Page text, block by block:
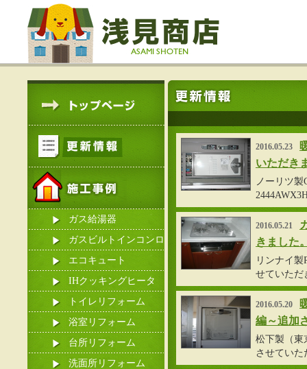
ガス給湯器
ガスビルトインコンロ
エコキュート
IHクッキングヒータ
ー
トイレリフォーム
浴室リフォーム
台所リフォーム
洗面所リフォーム
2016.05.23
いただき
ノーリツ
2016.05.21
きました
リンナイ
せていただ
2016.05.20
編～追加
松下製（東
させていた